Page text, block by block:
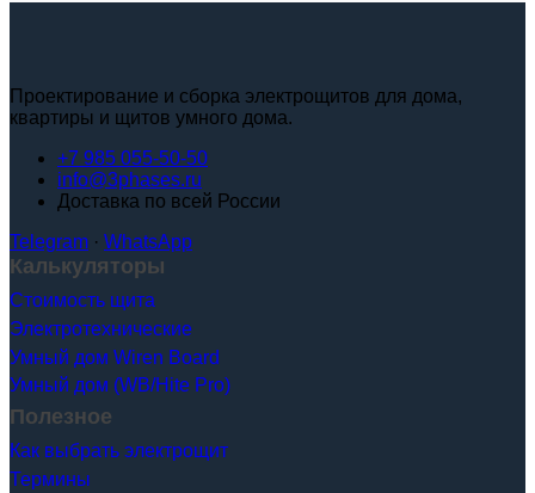
Проектирование и сборка электрощитов для дома,
квартиры и щитов умного дома.
+7 985 055-50-50
info@3phases.ru
Доставка по всей России
Telegram · WhatsApp
Калькуляторы
Стоимость щита
Электротехнические
Умный дом Wiren Board
Умный дом (WB/Hite Pro)
Полезное
Как выбрать электрощит
Термины